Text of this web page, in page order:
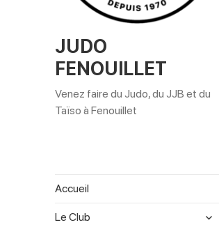
JUDO
FENOUILLET
Venez faire du Judo, du JJB et du
Taïso à Fenouillet
Accueil
Le Club